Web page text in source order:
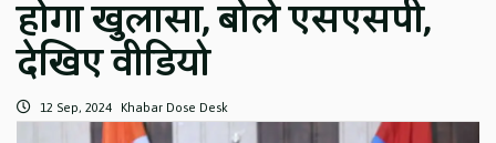
होगा खुलासा, बोले एसएसपी,
देखिए वीडियो
12 Sep, 2024 Khabar Dose Desk